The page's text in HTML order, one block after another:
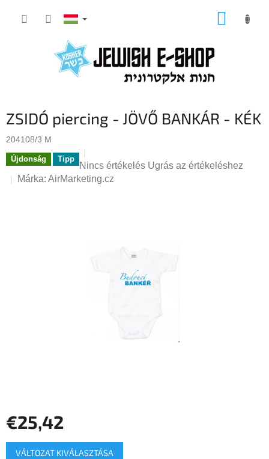
KOSÁR
ZSIDÓ piercing - JÖVŐ BANKÁR - KÉK
204108/3 M
Újdonság Tipp
A
termék
Nincs értékelés Ugrás az értékeléshez
Márka: AirMarketing.cz
€25,42
Egységár:
VÁLTOZAT KIVÁLASZTÁSA